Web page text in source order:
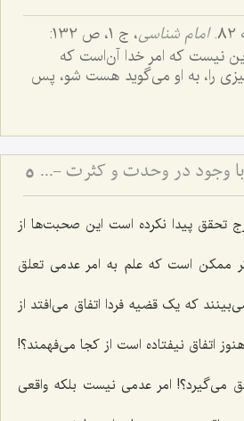
امام شناسی، ج 1، ص 132:
نیست كه امر خدا آن‌است كه
را، به او مى‌گوید هست شو، پس
ماهیت و تفاوت آن با وجود در وحدت و کثرت - تحلیل جایگاه احدیت و واحدیت در هویت ذات باری‌تعالی 5
تحقق پیدا نکرده است این صحبت‌ها از
ممکن است که علم به امر عدمی تعلق
که یک قضیه فردا اتفاق می‌افتد از
اتفاق نیفتاده است از کجا می‌فهمند؟!
می‌گیرد؟! امر عدمی نیست بلکه واقعی